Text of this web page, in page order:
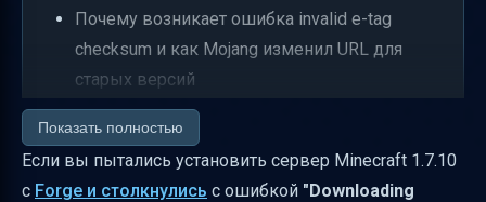
Почему возникает ошибка invalid e-tag
checksum и как Mojang изменил URL для
старых версий
Как правильно подготовить
minecraft_server.1.7.10.jar для установки
Таблица распространённых ошибок и как их
Показать полностью
Если вы пытались установить сервер Minecraft 1.7.10
с Forge и столкнулись с ошибкой "Downloading